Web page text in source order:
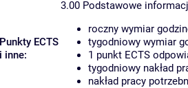
Punkty ECTS
i inne:
3.00 Podstawowe
roczny wymiar
tygodniowy wymiar
1 punkt ECTS
tygodniowy nakład
nakład pracy